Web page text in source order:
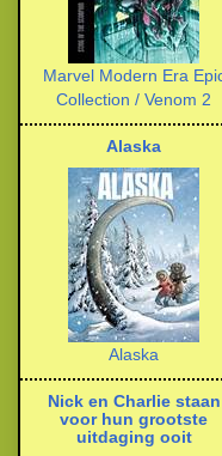
Marvel Modern Era
Collection / Venom 2
Alaska
Alaska
Nick en Charlie staan
voor hun grootste
uitdaging ooit